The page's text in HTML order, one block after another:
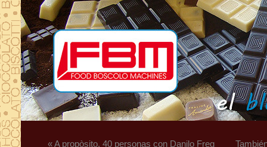
« A propòsito. 40 personas con Danilo Freg